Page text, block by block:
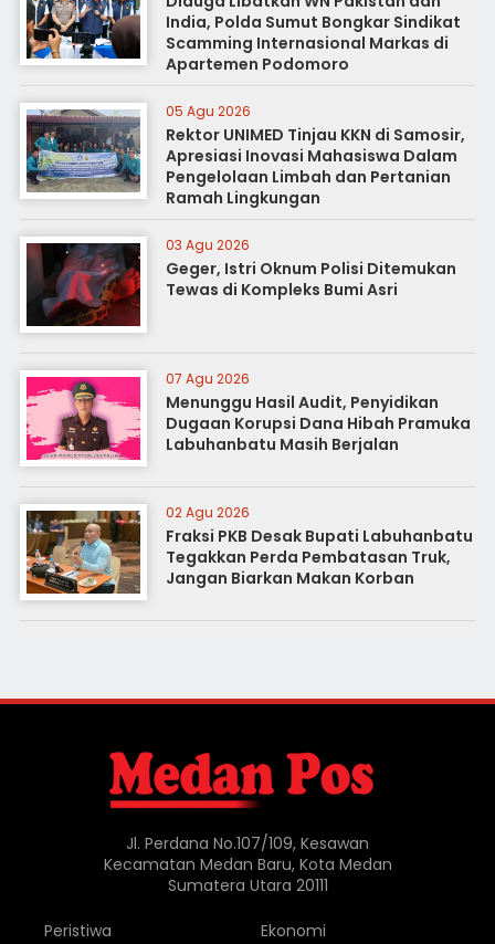
India, Polda Sumut Bongkar Sindikat
Scamming Internasional Markas di
Apartemen Podomoro
05 Agu 2026
Rektor UNIMED Tinjau KKN di Samosir,
Apresiasi Inovasi Mahasiswa Dalam
Pengelolaan Limbah dan Pertanian
Ramah Lingkungan
03 Agu 2026
Geger, Istri Oknum Polisi Ditemukan
Tewas di Kompleks Bumi Asri
07 Agu 2026
Menunggu Hasil Audit, Penyidikan
Dugaan Korupsi Dana Hibah Pramuka
Labuhanbatu Masih Berjalan
02 Agu 2026
Fraksi PKB Desak Bupati Labuhanbatu
Tegakkan Perda Pembatasan Truk,
Jangan Biarkan Makan Korban
Jl. Perdana No.107/109, Kesawan
Kecamatan Medan Baru, Kota Medan
Sumatera Utara 20111
Peristiwa
Ekonomi